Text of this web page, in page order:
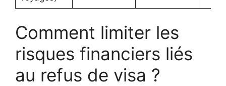
Comment limiter les
risques financiers liés
au refus de visa ?